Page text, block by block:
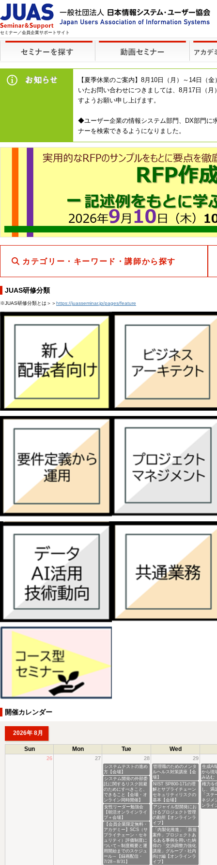
セミナー／会員企業サポートサイト
【夏季休業のご案内】8月10日（月）～14日（
いたお問い合わせにつきましては、8月17日（
すようお願い申し上げます。
◆ユーザー企業の情報システム部門、DX部門に
ナーを検索できるようになりました。
カテゴリー・キーワード・講師から探す
JUAS研修分類
※JUAS研修分類とは＞＞https://juasseminar.jp/pages/feature
開催カレンダー
2026年 8月
Sun Mon Tue Wed
26 27 28 29
システムテストの進め
方【会場】
管理職のためのメンタ
ルヘルス対策講座【会
場】
生成AI
から現
み込む
システム開発の外部委
託に関するリスク回避
のためにすべきこと、
できること【会場・オ
ンライン同時開催】
NIST SP800-171の理
解とサプライチェーン
セキュリティリスクの
基本【会場】
権力を
し、満
「ス
ネジメ
ンライ
女性リーダー勉強会
【朝活オンラインライ
ブ＋会場】
アジャイル型開発にお
けるプロジェクト管理
の勘所【オンラインラ
イブ】
【会員企業限定無料・
アカデミー】SCS（サ
プライチェーン・セキ
ュリティ）評価制度に
ついて～制度概要と運
用開始までのスケジュ
ール～【録画配信・
7/28～8/31】
「内製化推進」「新規
案件」プロジェクトあ
るある事例を用いた納
得の「交渉調整力強化
講座」グループ・社内
向け編【オンラインラ
イブ】